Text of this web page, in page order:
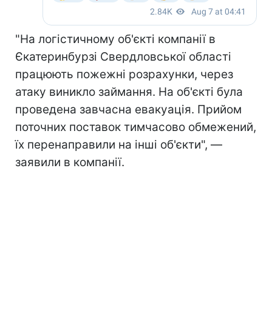
"На логістичному об'єкті компанії в
Єкатеринбурзі Свердловської області
працюють пожежні розрахунки, через
атаку виникло займання. На об'єкті була
проведена завчасна евакуація. Прийом
поточних поставок тимчасово обмежений,
їх перенаправили на інші об'єкти", —
заявили в компанії.